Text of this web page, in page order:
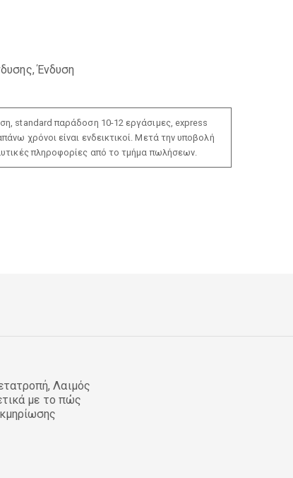
,Ένδυση
standard παράδοση 10-12 εργάσιμες, express
χρόνοι είναι ενδεικτικοί. Μετά την υποβολή
πληροφορίες από το τμήμα πωλήσεων.
Λαιμός
με το πώς